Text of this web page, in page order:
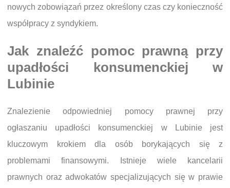
nowych zobowiązań przez określony czas czy konieczność
współpracy z syndykiem.
Jak znaleźć pomoc prawną przy
upadłości konsumenckiej w
Lubinie
Znalezienie odpowiedniej pomocy prawnej przy
ogłaszaniu upadłości konsumenckiej w Lubinie jest
kluczowym krokiem dla osób borykających się z
problemami finansowymi. Istnieje wiele kancelarii
prawnych oraz adwokatów specjalizujących się w prawie